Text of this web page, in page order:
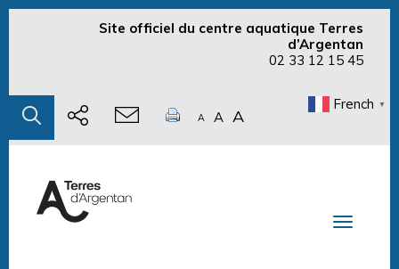
Site officiel du centre aquatique Terres
d’Argentan
02 33 12 15 45
A A A
French ▼
Toggle